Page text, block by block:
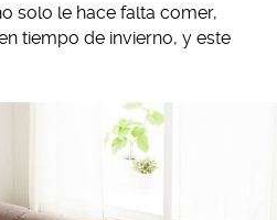
solo le hace falta comer,
tiempo de invierno, y este